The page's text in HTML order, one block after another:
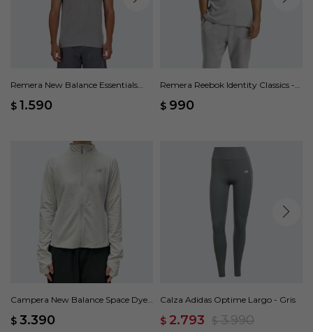
Remera New Balance Essentials
$ 1.590
Remera Reebok Identity Classics -
$ 990
Campera New Balance Space Dye
$ 3.390
Calza Adidas Optime Largo - Gris
$ 2.793 $ 3.990